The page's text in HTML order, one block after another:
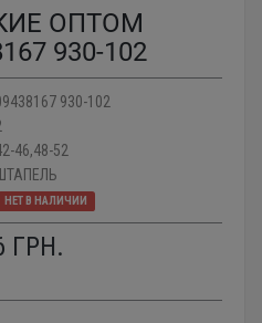
ОПТОМ
930-102
930-102
46,48-52
НЕТ В НАЛИЧИИ
ГРН.